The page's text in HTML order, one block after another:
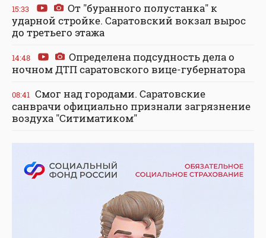
15:33
От "буранного полустанка" к
ударной стройке. Саратовский вокзал вырос
до третьего этажа
14:48
Определена подсудность дела о
ночном ДТП саратовского вице-губернатора
08:41 Смог над городами. Саратовские
санврачи официально признали загрязнение
воздуха "Ситиматиком"